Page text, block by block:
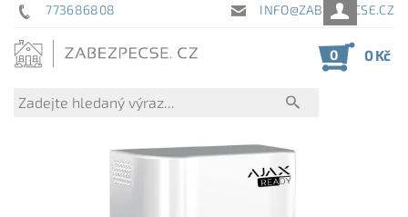
773686808 INFO@ZABEZPECSE.CZ
0 0 Kč